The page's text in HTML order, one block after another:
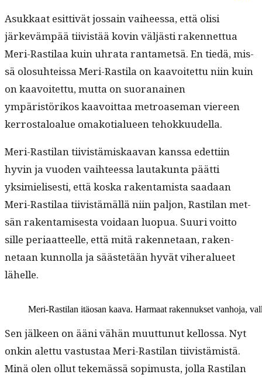
Asukkaat esit­tivät jos­sain vai­heessa, että olisi
järkeväm­pää tiivistää kovin väljästi raken­net­tua
Meri-Rasti­laa kuin uhra­ta rantamet­sä. En tiedä, mis­
sä olo­suhteis­sa Meri-Rasti­la on kaavoitet­tu niin kuin
on kaavoitet­tu, mut­ta on suo­ranainen
ympäristörikos kaavoit­taa metroase­man viereen
ker­rostaloalue omako­tialueen tehokkuudella.
Meri-Rasti­lan tiivistämiskaa­van kanssa edet­ti­in
hyvin ja vuo­den vai­h­teessa lau­takun­ta päät­ti
yksimielis­es­ti, että kos­ka rak­en­tamista saadaan
Meri-Rasti­laa tiivistämäl­lä niin paljon, Rasti­lan met­
sän rak­en­tamis­es­ta voidaan luop­ua. Suuri voit­to
sille peri­aat­teelle, että mitä raken­netaan, raken­
netaan kun­nol­la ja säästetään hyvät viher­alueet
lähelle.
Meri-Rasti­lan itäosan kaa­va. Har­maat raken­nuk­set van­ho­ja,
Sen jäl­keen on ääni vähän muut­tunut kel­los­sa. Nyt
onkin alet­tu vas­tus­taa Meri-Rasti­lan tiivistämistä.
Minä olen ollut tekemässä sopimus­ta, jol­la Rasti­lan